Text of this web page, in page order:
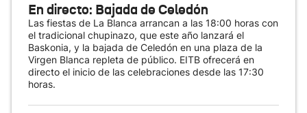
En directo: Bajada de Celedón
Las fiestas de La Blanca arrancan a las 18:00 horas con
el tradicional chupinazo, que este año lanzará el
Baskonia, y la bajada de Celedón en una plaza de la
Virgen Blanca repleta de público. EITB ofrecerá en
directo el inicio de las celebraciones desde las 17:30
horas.